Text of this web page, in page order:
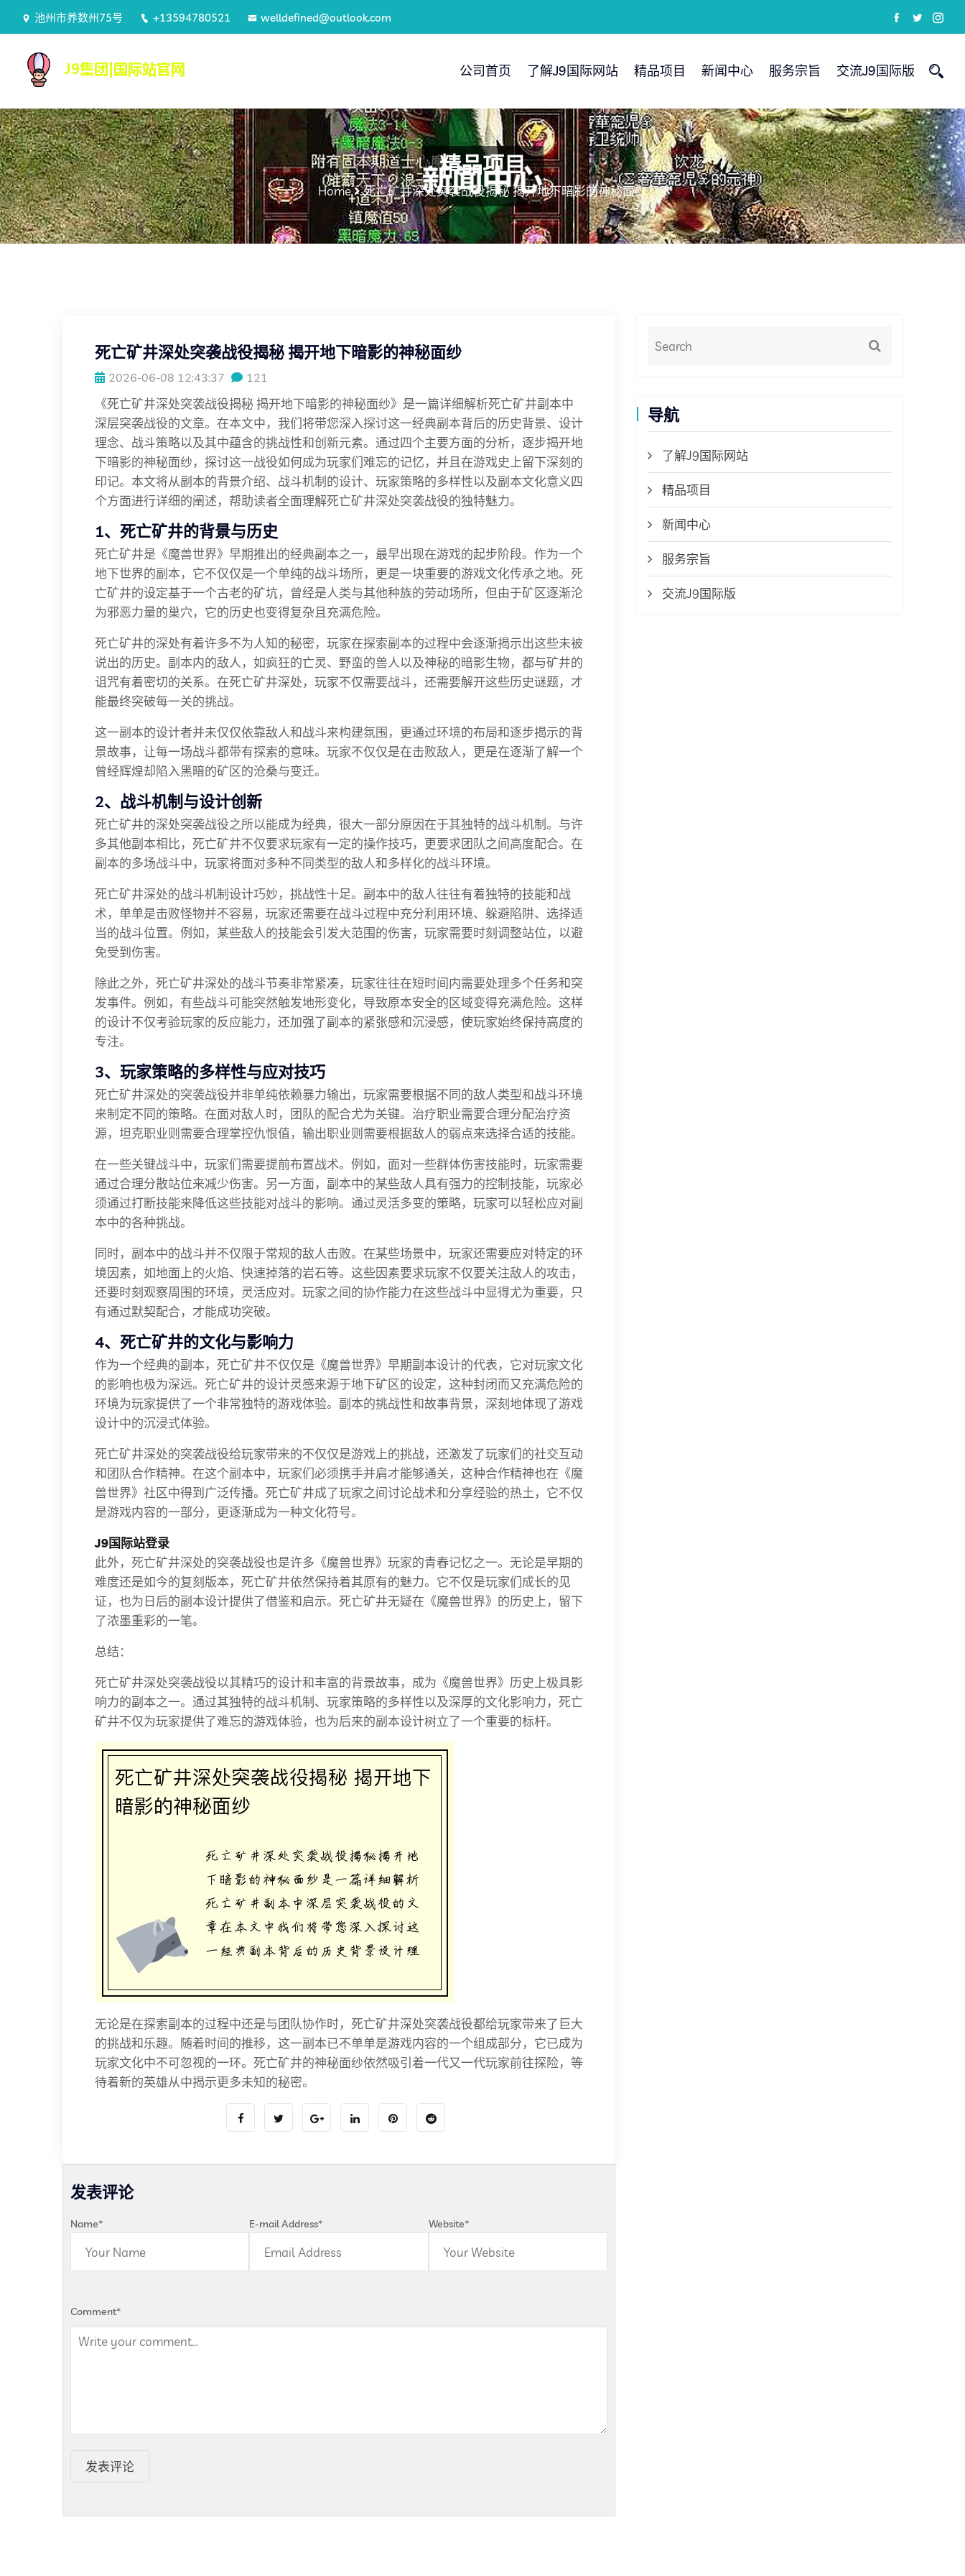
池州市养数州75号 +13594780521 welldefined@outlook.com
公司首页 了解J9国际网站 精品项目 新闻中心 服务宗旨 交流J9国际版
精品项目
Home 死亡矿井深处突袭战役揭秘 揭开地下暗影的神秘面纱
死亡矿井深处突袭战役揭秘 揭开地下暗影的神秘面纱
2026-06-08 12:43:37 121
《死亡矿井深处突袭战役揭秘 揭开地下暗影的神秘面纱》是一篇详细解析死亡矿井副本中
深层突袭战役的文章。在本文中，我们将带您深入探讨这一经典副本背后的历史背景、设计
理念、战斗策略以及其中蕴含的挑战性和创新元素。通过四个主要方面的分析，逐步揭开地
下暗影的神秘面纱，探讨这一战役如何成为玩家们难忘的记忆，并且在游戏史上留下深刻的
印记。本文将从副本的背景介绍、战斗机制的设计、玩家策略的多样性以及副本文化意义四
个方面进行详细的阐述，帮助读者全面理解死亡矿井深处突袭战役的独特魅力。
1、死亡矿井的背景与历史
死亡矿井是《魔兽世界》早期推出的经典副本之一，最早出现在游戏的起步阶段。作为一个
地下世界的副本，它不仅仅是一个单纯的战斗场所，更是一块重要的游戏文化传承之地。死
亡矿井的设定基于一个古老的矿坑，曾经是人类与其他种族的劳动场所，但由于矿区逐渐沦
为邪恶力量的巢穴，它的历史也变得复杂且充满危险。
死亡矿井的深处有着许多不为人知的秘密，玩家在探索副本的过程中会逐渐揭示出这些未被
说出的历史。副本内的敌人，如疯狂的亡灵、野蛮的兽人以及神秘的暗影生物，都与矿井的
诅咒有着密切的关系。在死亡矿井深处，玩家不仅需要战斗，还需要解开这些历史谜题，才
能最终突破每一关的挑战。
这一副本的设计者并未仅仅依靠敌人和战斗来构建氛围，更通过环境的布局和逐步揭示的背
景故事，让每一场战斗都带有探索的意味。玩家不仅仅是在击败敌人，更是在逐渐了解一个
曾经辉煌却陷入黑暗的矿区的沧桑与变迁。
2、战斗机制与设计创新
死亡矿井的深处突袭战役之所以能成为经典，很大一部分原因在于其独特的战斗机制。与许
多其他副本相比，死亡矿井不仅要求玩家有一定的操作技巧，更要求团队之间高度配合。在
副本的多场战斗中，玩家将面对多种不同类型的敌人和多样化的战斗环境。
死亡矿井深处的战斗机制设计巧妙，挑战性十足。副本中的敌人往往有着独特的技能和战
术，单单是击败怪物并不容易，玩家还需要在战斗过程中充分利用环境、躲避陷阱、选择适
当的战斗位置。例如，某些敌人的技能会引发大范围的伤害，玩家需要时刻调整站位，以避
免受到伤害。
除此之外，死亡矿井深处的战斗节奏非常紧凑，玩家往往在短时间内需要处理多个任务和突
发事件。例如，有些战斗可能突然触发地形变化，导致原本安全的区域变得充满危险。这样
的设计不仅考验玩家的反应能力，还加强了副本的紧张感和沉浸感，使玩家始终保持高度的
专注。
3、玩家策略的多样性与应对技巧
死亡矿井深处的突袭战役并非单纯依赖暴力输出，玩家需要根据不同的敌人类型和战斗环境
来制定不同的策略。在面对敌人时，团队的配合尤为关键。治疗职业需要合理分配治疗资
源，坦克职业则需要合理掌控仇恨值，输出职业则需要根据敌人的弱点来选择合适的技能。
在一些关键战斗中，玩家们需要提前布置战术。例如，面对一些群体伤害技能时，玩家需要
通过合理分散站位来减少伤害。另一方面，副本中的某些敌人具有强力的控制技能，玩家必
须通过打断技能来降低这些技能对战斗的影响。通过灵活多变的策略，玩家可以轻松应对副
本中的各种挑战。
同时，副本中的战斗并不仅限于常规的敌人击败。在某些场景中，玩家还需要应对特定的环
境因素，如地面上的火焰、快速掉落的岩石等。这些因素要求玩家不仅要关注敌人的攻击，
还要时刻观察周围的环境，灵活应对。玩家之间的协作能力在这些战斗中显得尤为重要，只
有通过默契配合，才能成功突破。
4、死亡矿井的文化与影响力
作为一个经典的副本，死亡矿井不仅仅是《魔兽世界》早期副本设计的代表，它对玩家文化
的影响也极为深远。死亡矿井的设计灵感来源于地下矿区的设定，这种封闭而又充满危险的
环境为玩家提供了一个非常独特的游戏体验。副本的挑战性和故事背景，深刻地体现了游戏
设计中的沉浸式体验。
死亡矿井深处的突袭战役给玩家带来的不仅仅是游戏上的挑战，还激发了玩家们的社交互动
和团队合作精神。在这个副本中，玩家们必须携手并肩才能够通关，这种合作精神也在《魔
兽世界》社区中得到广泛传播。死亡矿井成了玩家之间讨论战术和分享经验的热土，它不仅
是游戏内容的一部分，更逐渐成为一种文化符号。
J9国际站登录
此外，死亡矿井深处的突袭战役也是许多《魔兽世界》玩家的青春记忆之一。无论是早期的
难度还是如今的复刻版本，死亡矿井依然保持着其原有的魅力。它不仅是玩家们成长的见
证，也为日后的副本设计提供了借鉴和启示。死亡矿井无疑在《魔兽世界》的历史上，留下
了浓墨重彩的一笔。
总结：
死亡矿井深处突袭战役以其精巧的设计和丰富的背景故事，成为《魔兽世界》历史上极具影
响力的副本之一。通过其独特的战斗机制、玩家策略的多样性以及深厚的文化影响力，死亡
矿井不仅为玩家提供了难忘的游戏体验，也为后来的副本设计树立了一个重要的标杆。
无论是在探索副本的过程中还是与团队协作时，死亡矿井深处突袭战役都给玩家带来了巨大
的挑战和乐趣。随着时间的推移，这一副本已不单单是游戏内容的一个组成部分，它已成为
玩家文化中不可忽视的一环。死亡矿井的神秘面纱依然吸引着一代又一代玩家前往探险，等
待着新的英雄从中揭示更多未知的秘密。
发表评论
Name* E-mail Address* Website*
Comment*
发表评论
导航
了解J9国际网站
精品项目
新闻中心
服务宗旨
交流J9国际版